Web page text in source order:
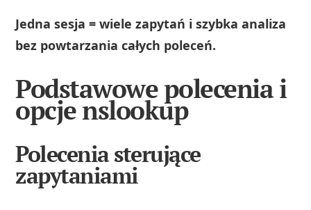
Jedna sesja = wiele zapytań i szybka analiza
bez powtarzania całych poleceń.
Podstawowe polecenia i
opcje nslookup
Polecenia sterujące
zapytaniami